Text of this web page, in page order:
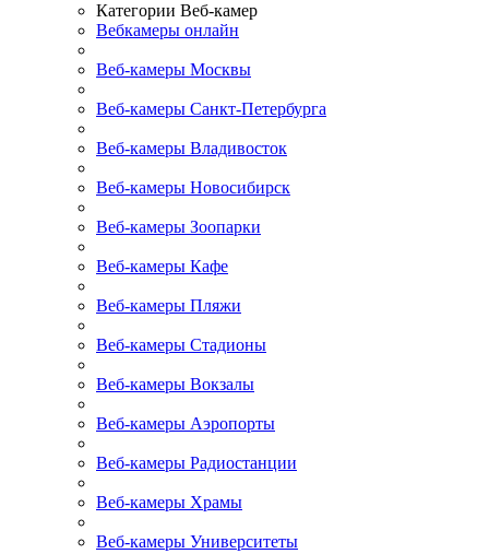
Категории Веб-камер
Вебкамеры онлайн
Веб-камеры Москвы
Веб-камеры Санкт-Петербурга
Веб-камеры Владивосток
Веб-камеры Новосибирск
Веб-камеры Зоопарки
Веб-камеры Кафе
Веб-камеры Пляжи
Веб-камеры Стадионы
Веб-камеры Вокзалы
Веб-камеры Аэропорты
Веб-камеры Радиостанции
Веб-камеры Храмы
Веб-камеры Университеты